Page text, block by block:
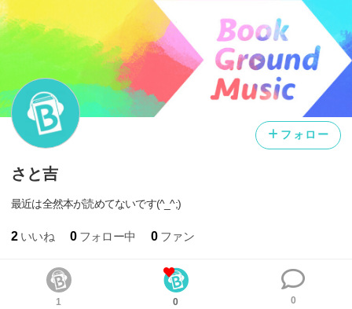
フォロー
さと吉
最近は全然本が読めてないです(^_^;)
2 いいね 0 フォロー中 0 ファン
1 0 0